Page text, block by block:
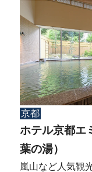
京都
ホテル京都エ
葉の湯）
嵐山など人気観